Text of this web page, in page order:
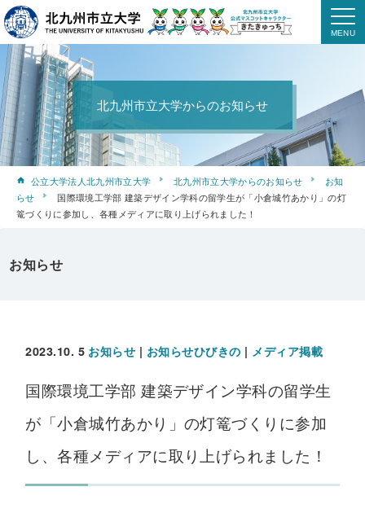
北九州市立大学からのお知らせ
公立大学法人北九州市立大学 北九州市立大学からのお知らせ
お知
らせ
国際環境工学部 建築デザイン学科の留学生が「小倉城竹あかり」の灯
篭づくりに参加し、各種メディアに取り上げられました！
お知らせ
2023.10. 5 お知らせ | お知らせひびきの | メディア掲載
国際環境工学部 建築デザイン学科の留学生
が「小倉城竹あかり」の灯篭づくりに参加
し、各種メディアに取り上げられました！